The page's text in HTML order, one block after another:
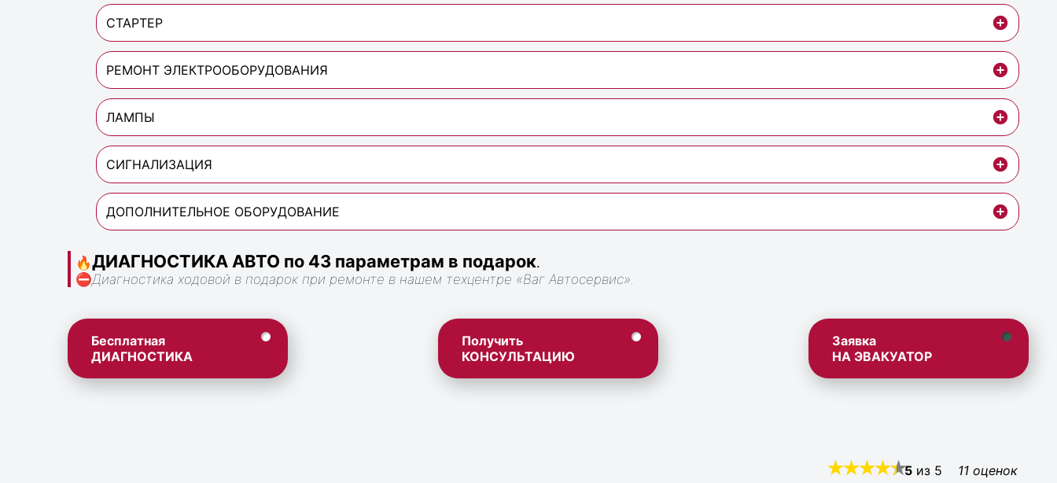
СТАРТЕР
РЕМОНТ ЭЛЕКТРООБОРУДОВАНИЯ
ЛАМПЫ
СИГНАЛИЗАЦИЯ
ДОПОЛНИТЕЛЬНОЕ ОБОРУДОВАНИЕ
🔥ДИАГНОСТИКА АВТО по 43 параметрам в подарок.
⛔Диагностика ходовой в подарок при ремонте в нашем техцентре «Ваг Автосервис».
Бесплатная
ДИАГНОСТИКА
Получить
КОНСУЛЬТАЦИЮ
Заявка
НА ЭВАКУАТОР
5 из 5 11 оценок